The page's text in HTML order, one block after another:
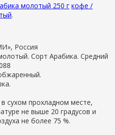
молотый 250 г кофе /
.
Россия
Сорт Арабика. Средний
в сухом прохладном месте,
не выше 20 градусов и
не более 75 %.